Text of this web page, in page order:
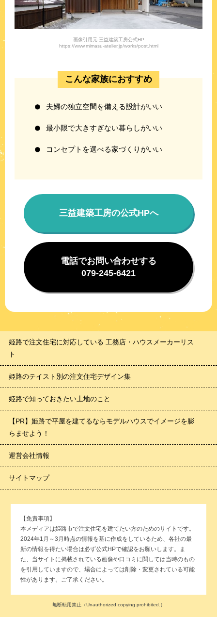
画像引用元:三益建築工房公式HP
https://www.mimasu-atelier.jp/works/post.html
こんな家族におすすめ
夫婦の独立空間を備える設計がいい
最小限で大きすぎない暮らしがいい
コンセプトを選べる家づくりがいい
三益建築工房の公式HPへ
電話でお問い合わせする
079-245-6421
姫路で注文住宅に対応している 工務店・ハウスメーカーリス
ト
姫路のテイスト別の注文住宅デザイン集
姫路で知っておきたい土地のこと
【PR】姫路で平屋を建てるならモデルハウスでイメージを膨
らませよう！
運営会社情報
サイトマップ
【免責事項】
本メディアは姫路市で注文住宅を建てたい方のためのサイトです。
2024年1月～3月時点の情報を基に作成をしているため、各社の最
新の情報を得たい場合は必ず公式HPで確認をお願いします。ま
た、当サイトに掲載されている画像や口コミに関しては当時のもの
を引用していますので、場合によっては削除・変更されている可能
性があります。ご了承ください。
無断転用禁止（Unauthorized copying prohibited.）